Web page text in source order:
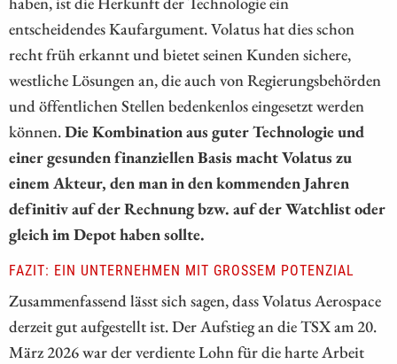
entscheidendes Kaufargument. Volatus hat dies schon
recht früh erkannt und bietet seinen Kunden sichere,
westliche Lösungen an, die auch von Regierungsbehörden
und öffentlichen Stellen bedenkenlos eingesetzt werden
können.Die Kombination aus guter Technologie und
einer gesunden finanziellen Basis macht Volatus zu
einem Akteur, den man in den kommenden Jahren
definitiv auf der Rechnung bzw. auf der Watchlist oder
gleich im Depot haben sollte.
FAZIT: EIN UNTERNEHMEN MIT GROSSEM POTENZIAL
Zusammenfassend lässt sich sagen, dass Volatus Aerospace
derzeit gut aufgestellt ist. Der Aufstieg an die TSX am 20.
März 2026 war der verdiente Lohn für die harte Arbeit